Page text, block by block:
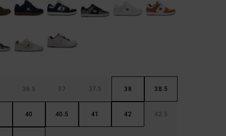
36.5 37 37.5 38 38.5
40 40.5 41 42 42.5